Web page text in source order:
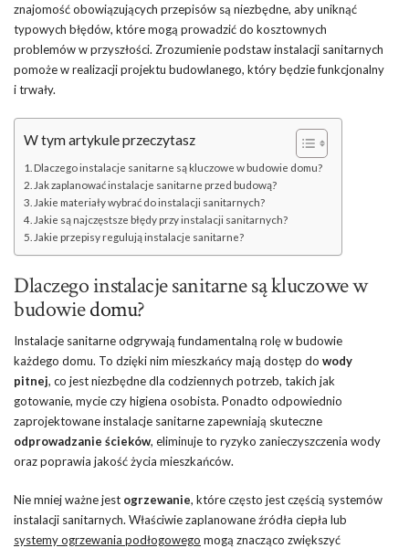
znajomość obowiązujących przepisów są niezbędne, aby uniknąć
typowych błędów, które mogą prowadzić do kosztownych
problemów w przyszłości. Zrozumienie podstaw instalacji sanitarnych
pomoże w realizacji projektu budowlanego, który będzie funkcjonalny
i trwały.
W tym artykule przeczytasz
Dlaczego instalacje sanitarne są kluczowe w budowie domu?
Jak zaplanować instalacje sanitarne przed budową?
Jakie materiały wybrać do instalacji sanitarnych?
Jakie są najczęstsze błędy przy instalacji sanitarnych?
Jakie przepisy regulują instalacje sanitarne?
Dlaczego instalacje sanitarne są kluczowe w
budowiedomu?
Instalacje sanitarne odgrywają fundamentalną rolę w budowie
każdego domu. To dzięki nim mieszkańcy mają dostęp do wody
pitnej, co jest niezbędne dla codziennych potrzeb, takich jak
gotowanie, mycie czy higiena osobista. Ponadto odpowiednio
zaprojektowane instalacje sanitarne zapewniają skuteczne
odprowadzanie ścieków, eliminuje to ryzyko zanieczyszczenia wody
oraz poprawia jakość życia mieszkańców.
Nie mniej ważne jest ogrzewanie, które często jest częścią systemów
instalacji sanitarnych. Właściwie zaplanowane źródła ciepła lub
systemy ogrzewania podłogowego mogą znacząco zwiększyć